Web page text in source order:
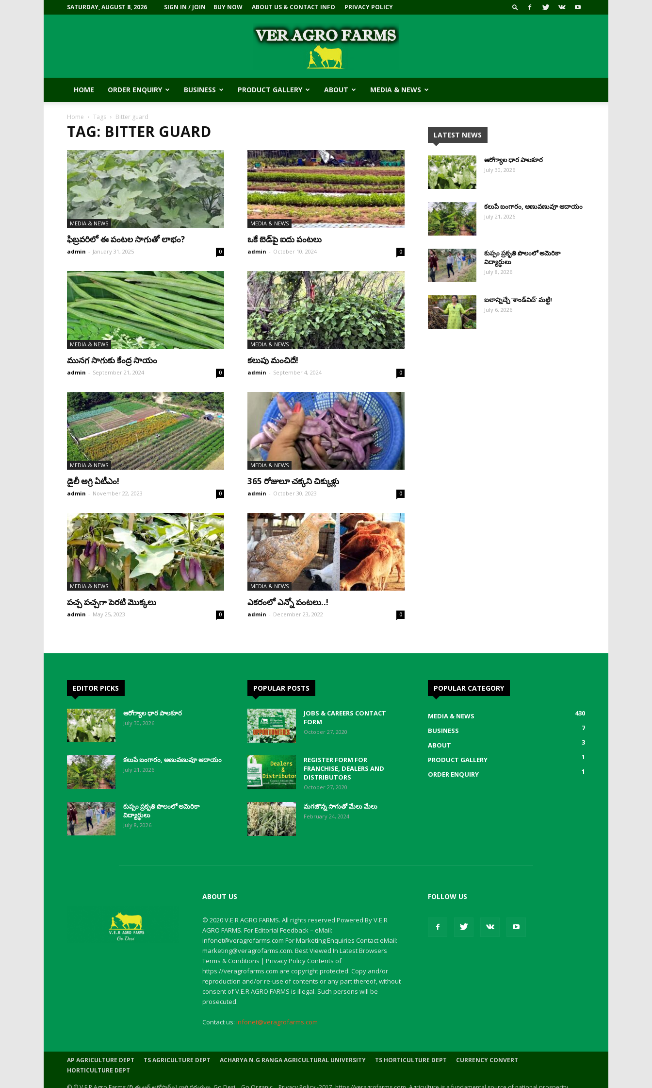
SATURDAY, AUGUST 8, 2026 SIGN IN / JOIN BUY NOW ABOUT US & CONTACT INFO PRIVACY POLICY
V.E.R
Agro
Farms
HOME ORDER ENQUIRY BUSINESS PRODUCT GALLERY ABOUT MEDIA & NEWS
Home Tags Bitter guard
TAG: BITTER GUARD
MEDIA & NEWS
ఫిబ్రవరిలో ఈ పంటల సాగుతో లాభం?
admin - January 31, 2025 0
MEDIA & NEWS
ఒకే బెడ్‌పై ఐదు పంటలు
admin - October 10, 2024 0
MEDIA & NEWS
మునగ సాగుకు కేంద్ర సాయం
admin - September 21, 2024 0
MEDIA & NEWS
కలుపు మంచిదే!
admin - September 4, 2024 0
MEDIA & NEWS
డైలీ అగ్రి ఏటీఎం!
admin - November 22, 2023 0
MEDIA & NEWS
365 రోజులూ చక్కని చిక్కుళ్లు
admin - October 30, 2023 0
MEDIA & NEWS
పచ్చ పచ్చగా పెరటి మొక్కలు
admin - May 25, 2023 0
MEDIA & NEWS
ఎకరంలో ఎన్నో పంటలు..!
admin - December 23, 2022 0
LATEST NEWS
ఆరోగ్యాల ధార పాలకూర
July 30, 2026
కలుపే బంగారం, అణువణువూ ఆదాయం
July 21, 2026
కుప్పం ప్రకృతి పొలంలో అమెరికా
విద్యార్థులు
July 8, 2026
బలాన్నిచ్చే ‘శాండ్‌విచ్‌’ మట్టి!
July 6, 2026
EDITOR PICKS
ఆరోగ్యాల ధార పాలకూర
July 30, 2026
కలుపే బంగారం, అణువణువూ ఆదాయం
July 21, 2026
కుప్పం ప్రకృతి పొలంలో అమెరికా
విద్యార్థులు
July 8, 2026
POPULAR POSTS
JOBS & CAREERS CONTACT
FORM
October 27, 2020
REGISTER FORM FOR
FRANCHISE, DEALERS AND
DISTRIBUTORS
October 27, 2020
మగజొన్న సాగుతో మేలు మేలు
February 24, 2024
POPULAR CATEGORY
MEDIA & NEWS
430
BUSINESS
7
ABOUT
3
PRODUCT GALLERY
1
ORDER ENQUIRY
1
ABOUT US
© 2020 V.E.R AGRO FARMS. All rights reserved Powered By V.E.R
AGRO FARMS. For Editorial Feedback – eMail:
infonet@veragrofarms.com For Marketing Enquiries Contact eMail:
marketing@veragrofarms.com. Best Viewed In Latest Browsers
Terms & Conditions | Privacy Policy Contents of
https://veragrofarms.com are copyright protected. Copy and/or
reproduction and/or re-use of contents or any part thereof, without
consent of V.E.R AGRO FARMS is illegal. Such persons will be
prosecuted.
Contact us: infonet@veragrofarms.com
FOLLOW US
AP AGRICULTURE DEPT TS AGRICULTURE DEPT ACHARYA N.G RANGA AGRICULTURAL UNIVERSITY TS HORTICULTURE DEPT
CURRENCY CONVERT
HORTICULTURE DEPT